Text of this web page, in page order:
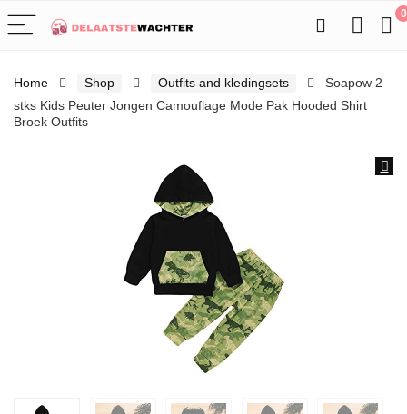
0
Home Shop Outfits and kledingsets
Soapow 2
stks Kids Peuter Jongen Camouflage Mode Pak Hooded Shirt
Broek Outfits